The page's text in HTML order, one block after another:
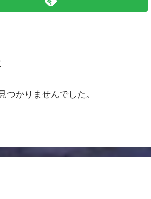
つかりませんでした。